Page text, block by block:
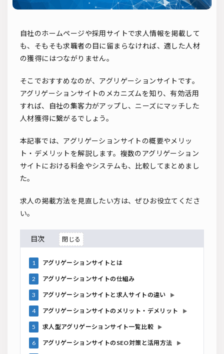
自社のホームページや採用サイトで求人情報を掲載して
も、そもそも求職者の目に留まらなければ、適した人材
の獲得にはつながりません。
そこでおすすめなのが、アグリゲーションサイトです。
アグリゲーションサイトのメカニズムを知り、有効活用
すれば、自社の集客力がアップし、ニーズにマッチした
人材獲得に繋がるでしょう。
本記事では、アグリゲーションサイトの概要やメリッ
ト・デメリットを解説します。複数のアグリゲーション
サイトにおける料金やシステムも、比較してまとめまし
た。
求人の掲載方法を見直したい方は、ぜひお役立てくださ
い。
目次
1 アグリゲーションサイトとは
2 アグリゲーションサイトの仕組み
3 アグリゲーションサイトと求人サイトの違い ▶
4 アグリゲーションサイトのメリット・デメリット ▶
5 求人型アグリゲーションサイト一覧比較 ▶
6 アグリゲーションサイトのSEO対策と活用方法 ▶